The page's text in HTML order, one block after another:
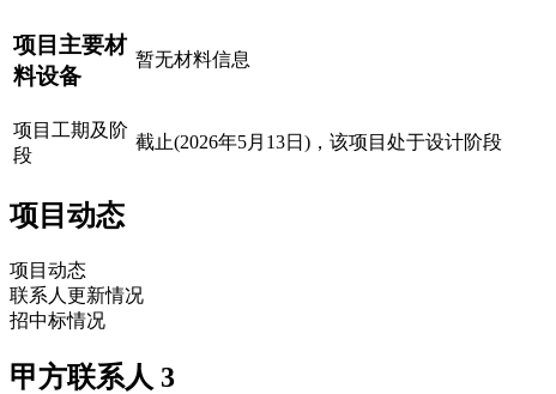
项目主要材
料设备
暂无材料信息
项目工期及阶
段
截止(2026年5月13日)，该项目处于设计阶段
项目动态
项目动态
联系人更新情况
招中标情况
甲方联系人 3